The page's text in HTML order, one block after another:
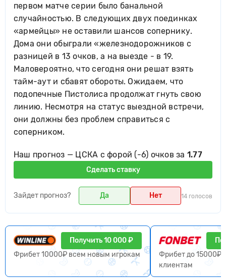
первом матче серии было банальной
случайностью. В следующих двух поединках
«армейцы» не оставили шансов сопернику.
Дома они обыграли «железнодорожников с
разницей в 13 очков, а на выезде - в 19.
Маловероятно, что сегодня они решат взять
тайм-аут и сбавят обороты. Ожидаем, что
подопечные Пистолиса продолжат гнуть свою
линию. Несмотря на статус выездной встречи,
они должны без проблем справиться с
соперником.
Наш прогноз — ЦСКА с форой (-6) очков за 1.77
Сделать ставку
Зайдет прогноз? Да Нет 14 голосов
Получить 10 000 ₽
Фрибет 10000₽ всем новым игрокам
Фрибет до 15000₽
клиентам